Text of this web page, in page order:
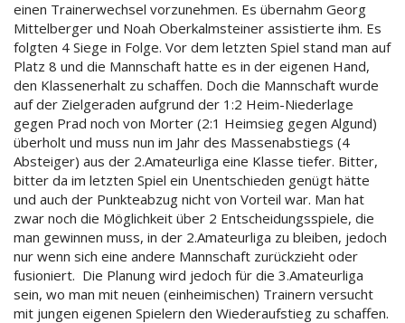
einen Trainerwechsel vorzunehmen. Es übernahm Georg
Mittelberger und Noah Oberkalmsteiner assistierte ihm. Es
folgten 4 Siege in Folge. Vor dem letzten Spiel stand man auf
Platz 8 und die Mannschaft hatte es in der eigenen Hand,
den Klassenerhalt zu schaffen. Doch die Mannschaft wurde
auf der Zielgeraden aufgrund der 1:2 Heim-Niederlage
gegen Prad noch von Morter (2:1 Heimsieg gegen Algund)
überholt und muss nun im Jahr des Massenabstiegs (4
Absteiger) aus der 2.Amateurliga eine Klasse tiefer. Bitter,
bitter da im letzten Spiel ein Unentschieden genügt hätte
und auch der Punkteabzug nicht von Vorteil war. Man hat
zwar noch die Möglichkeit über 2 Entscheidungsspiele, die
man gewinnen muss, in der 2.Amateurliga zu bleiben, jedoch
nur wenn sich eine andere Mannschaft zurückzieht oder
fusioniert. Die Planung wird jedoch für die 3.Amateurliga
sein, wo man mit neuen (einheimischen) Trainern versucht
mit jungen eigenen Spielern den Wiederaufstieg zu schaffen.